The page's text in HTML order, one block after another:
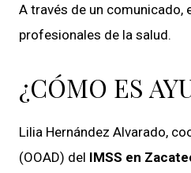
A través de un comunicado,
profesionales de la salud.
¿CÓMO ES
Lilia Hernández Alvarado,
(OOAD) del IMSS en